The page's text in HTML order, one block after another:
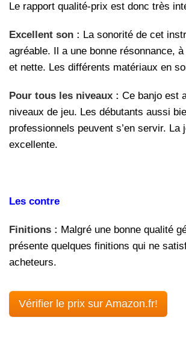
Le rapport qualité-prix est donc très
Excellent son : La sonorité de cet
agréable. Il a une bonne résonnance,
et nette. Les différents matériaux en
Pour tous les niveaux : Ce banjo est
niveaux de jeu. Les débutants aussi
professionnels peuvent s’en servir. La
excellente.
Les contre
Finitions : Malgré une bonne qualité
présente quelques finitions qui ne
acheteurs.
Vérifier le prix sur Amazon.fr!